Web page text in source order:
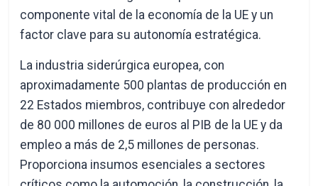
componente vital de la economía de la UE y un
factor clave para su autonomía estratégica.
La industria siderúrgica europea, con
aproximadamente 500 plantas de producción en
22 Estados miembros, contribuye con alrededor
de 80 000 millones de euros al PIB de la UE y da
empleo a más de 2,5 millones de personas.
Proporciona insumos esenciales a sectores